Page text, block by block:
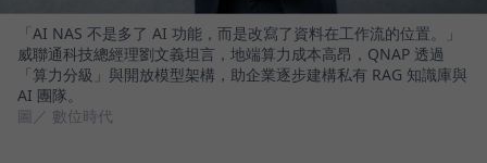
「AI NAS 不是多了 AI 功能，而是改寫了資料在工作流的位置。」
威聯通科技總經理劉文義坦言，地端算力成本高昂，QNAP 透過
「算力分級」與開放模型架構，助企業逐步建構私有 RAG 知識庫與
AI 團隊。
圖／ 數位時代